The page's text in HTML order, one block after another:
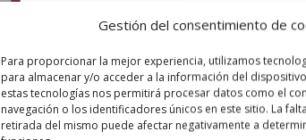
Gestión del consentimiento de
Para proporcionar la mejor experiencia, utilizamos
para almacenar y/o acceder a la información del
estas tecnologías nos permitirá procesar datos como el
navegación o los identificadores únicos en este sitio. La
retirada del mismo puede afectar negativamente a
Se